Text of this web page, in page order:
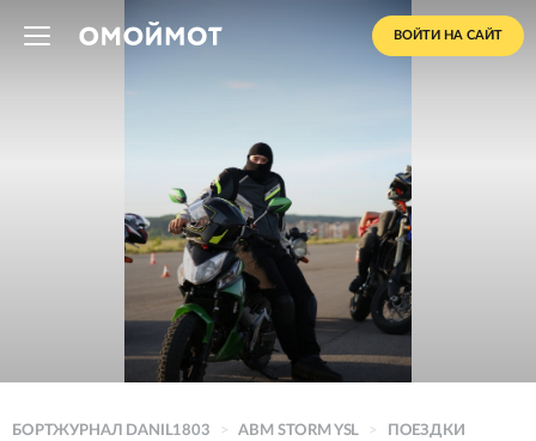
ВОЙТИ НА САЙТ
БОРТЖУРНАЛ DANIL1803 > ABM STORM YSL > ПОЕЗДКИ